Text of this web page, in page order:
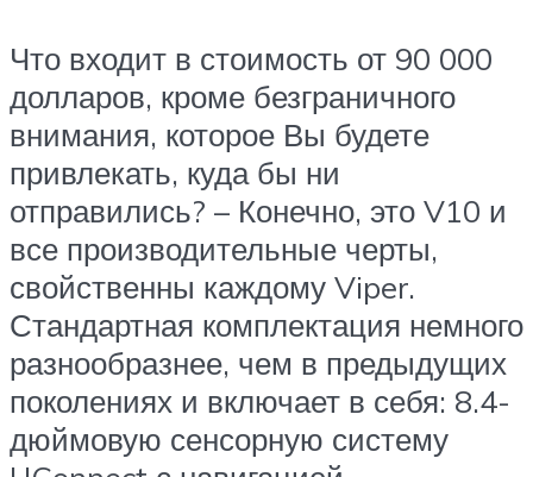
Что входит в стоимость от 90 000
долларов, кроме безграничного
внимания, которое Вы будете
привлекать, куда бы ни
отправились? – Конечно, это V10 и
все производительные черты,
свойственны каждому Viper.
Стандартная комплектация немного
разнообразнее, чем в предыдущих
поколениях и включает в себя: 8.4-
дюймовую сенсорную систему